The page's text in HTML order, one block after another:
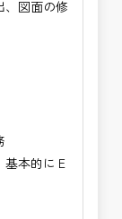
図面の修
本的にＥ